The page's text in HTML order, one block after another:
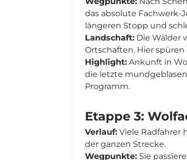
das absolute Fachwerk-
längeren Stopp und
Landschaft: Die Wälder
Ortschaften. Hier
Highlight: Ankunft in
die letzte
Programm.
Etappe 3:
Verlauf: Viele Radfahrer
der ganzen Strecke.
Wegpunkte: Sie